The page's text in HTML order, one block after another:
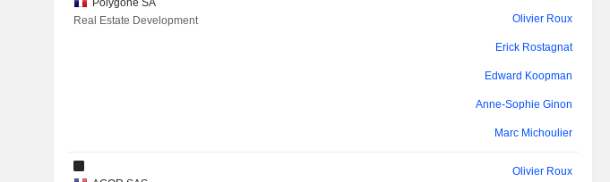
Polygone SA
Real Estate Development
Olivier Roux
Erick Rostagnat
Edward Koopman
Anne-Sophie Ginon
Marc Michoulier
Olivier Roux